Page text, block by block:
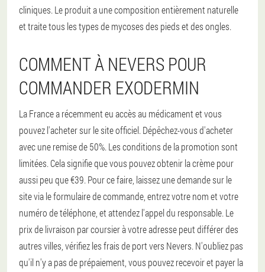
cliniques. Le produit a une composition entièrement naturelle
et traite tous les types de mycoses des pieds et des ongles.
COMMENT À NEVERS POUR
COMMANDER EXODERMIN
La France a récemment eu accès au médicament et vous
pouvez l'acheter sur le site officiel. Dépêchez-vous d'acheter
avec une remise de 50%. Les conditions de la promotion sont
limitées. Cela signifie que vous pouvez obtenir la crème pour
aussi peu que €39. Pour ce faire, laissez une demande sur le
site via le formulaire de commande, entrez votre nom et votre
numéro de téléphone, et attendez l'appel du responsable. Le
prix de livraison par coursier à votre adresse peut différer des
autres villes, vérifiez les frais de port vers Nevers. N'oubliez pas
qu'il n'y a pas de prépaiement, vous pouvez recevoir et payer la